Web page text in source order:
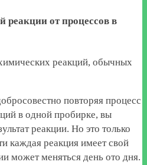
реакции от процессов в
реакций, обычных
повторяя процесс
в одной пробирке, вы
реакции. Но это только
каждая реакция имеет свой
может меняться день ото дня.